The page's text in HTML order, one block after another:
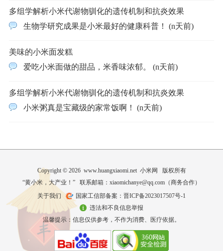
多组学解析小米代谢物驯化的遗传机制和抗炎效果
生物学研究成果是小米最好的健康科普！ (n天前)
美味的小米面发糕
爱吃小米面做的甜品，米香味浓郁。 (n天前)
多组学解析小米代谢物驯化的遗传机制和抗炎效果
小米粥真是宝藏级的家常饭啊！ (n天前)
Copyright © 2026 www.huangxiaomi.net 小米网 版权所有
“黄小米，大产业！” 联系邮箱：xiaomichanye@qq.com（商务合作）
关于我们
国家工信部备案：晋ICP备2023017507号-1
违法和不良信息举报
温馨提示：信息仅供参考，不作为消费、医疗依据。